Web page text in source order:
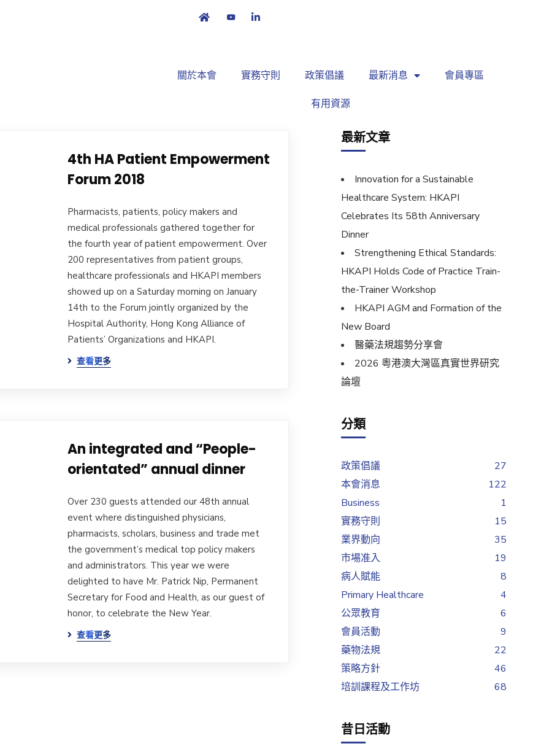
關於本會 實務守則 政策倡議 最新消息 會員專區
有用資源
4th HA Patient Empowerment
Forum 2018
Pharmacists, patients, policy makers and
medical professionals gathered together for
the fourth year of patient empowerment. Over
200 representatives from patient groups,
healthcare professionals and HKAPI members
showed up on a Saturday morning on January
14th to the Forum jointly organized by the
Hospital Authority, Hong Kong Alliance of
Patients’ Organizations and HKAPI.
查看更多
An integrated and “People-
orientated” annual dinner
Over 230 guests attended our 48th annual
event where distinguished physicians,
pharmacists, scholars, business and trade met
the government’s medical top policy makers
and administrators. This year we were
delighted to have Mr. Patrick Nip, Permanent
Secretary for Food and Health, as our guest of
honor, to celebrate the New Year.
查看更多
最新文章
Innovation for a Sustainable
Healthcare System: HKAPI
Celebrates Its 58th Anniversary
Dinner
Strengthening Ethical Standards:
HKAPI Holds Code of Practice Train-
the-Trainer Workshop
HKAPI AGM and Formation of the
New Board
醫藥法規趨勢分享會
2026 粵港澳大灣區真實世界研究
論壇
分類
政策倡議
27
本會消息
122
Business
1
實務守則
15
業界動向
35
市場准入
19
病人賦能
8
Primary Healthcare
4
公眾教育
6
會員活動
9
藥物法規
22
策略方針
46
培訓課程及工作坊
68
昔日活動